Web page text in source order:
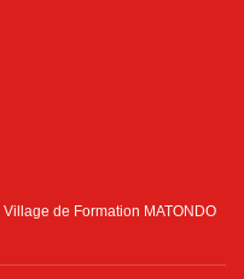
de Formation MATONDO